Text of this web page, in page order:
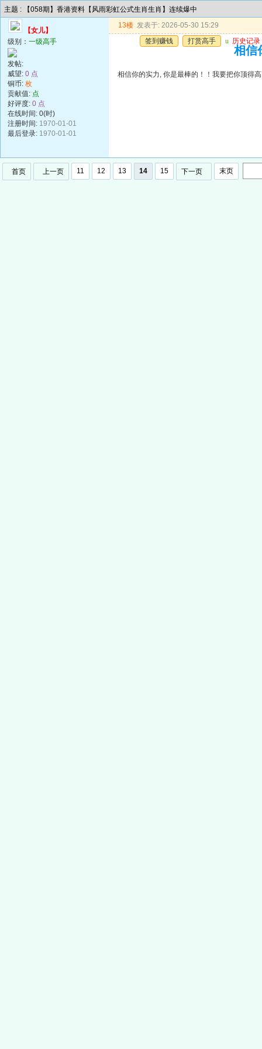
主题 : 【058期】香港资料【风雨彩虹公式生肖生肖】连续爆中
【女儿】
级别： 一级高手
发帖:
威望: 0 点
铜币: 枚
贡献值: 点
好评度: 0 点
在线时间: 0(时)
注册时间: 1970-01-01
最后登录: 1970-01-01
13楼 发表于: 2026-05-30 15:29
签到赚钱
打赏高手 u 历史记录
相信
相信你的实力, 你是最棒的！！我要把你顶得
首页 上一页 11 12 13 14 15 下一页 末页